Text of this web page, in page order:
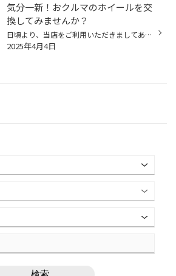
気分一新！おクルマのホイールを交
換してみませんか？
日頃より、当店をご利用いただきましてありがとうございます。 本日は、クルマのホイール交換についてのご紹介です。 クルマのタイヤとホイールは別モノ！ 一言で、クルマのタイヤ！をイメージすると、 タイヤとホイールをまるっと、ご認識されている方も多いのではないでしょうか？ タイヤは、地面...
2025年4月4日